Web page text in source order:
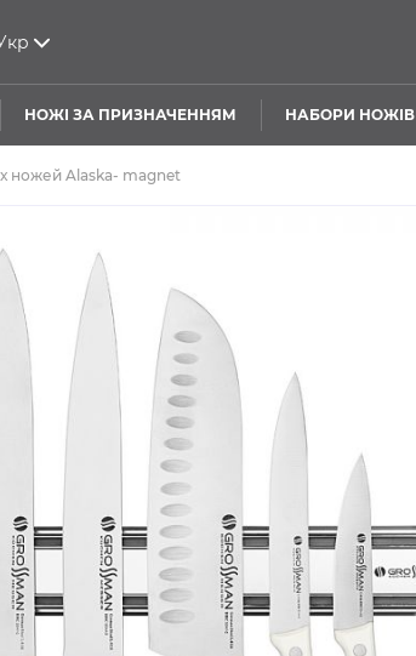
НОЖІ ЗА ПРИЗНАЧЕННЯМ НАБОРИ НОЖІВ
ножей Alaska- magnet